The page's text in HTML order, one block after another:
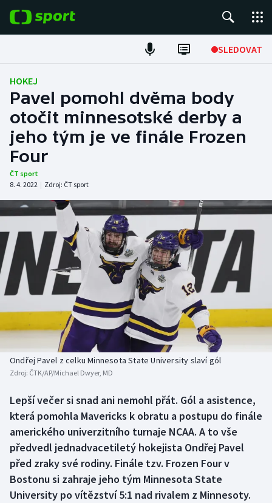
SLEDOVAT
Fotbal
Hokej
Tenis
Atletika
Americký fotbal
Baseball a softbal
Basketbal
Boby a skeleton
Box
Curling
Florbal
NEPŘEHLÉDNĚTE
Soutěže
Historické návraty
Aplikace ČT sport
AZ kvíz
HOKEJ
Pavel pomohl dvěma body
otočit minnesotské derby a
jeho tým je ve finále Frozen
Four
ČT sport
8. 4. 2022 | Zdroj: ČT sport
Ondřej Pavel z celku Minnesota State University slaví gól
Zdroj: ČTK/AP/Michael Dwyer, MD
Lepší večer si snad ani nemohl přát. Gól a asistence,
která pomohla Mavericks k obratu a postupu do finále
amerického univerzitního turnaje NCAA. A to vše
předvedl jednadvacetiletý hokejista Ondřej Pavel
před zraky své rodiny. Finále tzv. Frozen Four v
Bostonu si zahraje jeho tým Minnesota State
University po vítězství 5:1 nad rivalem z Minnesoty.